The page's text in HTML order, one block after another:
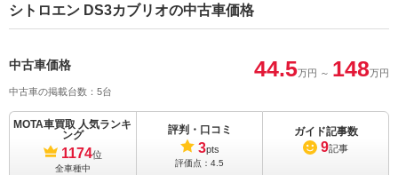
シトロエン DS3カブリオの中古車価格
中古車価格 44.5万円 ～ 148万円
中古車の掲載台数：5台
MOTA車買取 人気ランキ
ング
1174位
全車種中
評判・口コミ
3pts
評価点： 4.5
ガイド記事数
9記事